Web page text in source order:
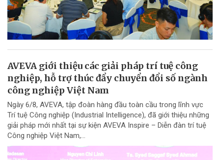
AVEVA giới thiệu các giải pháp trí tuệ công
nghiệp, hỗ trợ thúc đẩy chuyển đổi số ngành
công nghiệp Việt Nam
Ngày 6/8, AVEVA, tập đoàn hàng đầu toàn cầu trong lĩnh vực
Trí tuệ Công nghiệp (Industrial Intelligence), đã giới thiệu những
giải pháp mới nhất tại sự kiện AVEVA Inspire – Diễn đàn trí tuệ
Công nghiệp Việt Nam,...